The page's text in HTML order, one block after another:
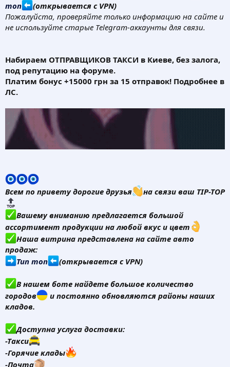
топ
(открывается с VPN)
Пожалуйста, проверяйте только информацию на сайте и
не используйте старые Telegram-аккаунты для связи.
Набираем ОТПРАВЩИКОВ ТАКСИ в Киеве, без залога,
под репутацию на форуме.
Платим бонус +15000 грн за 15 отправок! Подробнее в
ЛС.
Всем по привету дорогие друзья на связи ваш TIP-TOP
Вашему вниманию предлагается большой
ассортимент продукции на любой вкус и цвет
Наша витрина представлена на сайте авто
продаж:
Тип топ
(открывается с VPN)
В нашем боте найдете большое количество
городов
и постоянно обновляются районы наших
кладов.
Доступна услуга доставки:
-Такси
-Горячие клады
-Почта